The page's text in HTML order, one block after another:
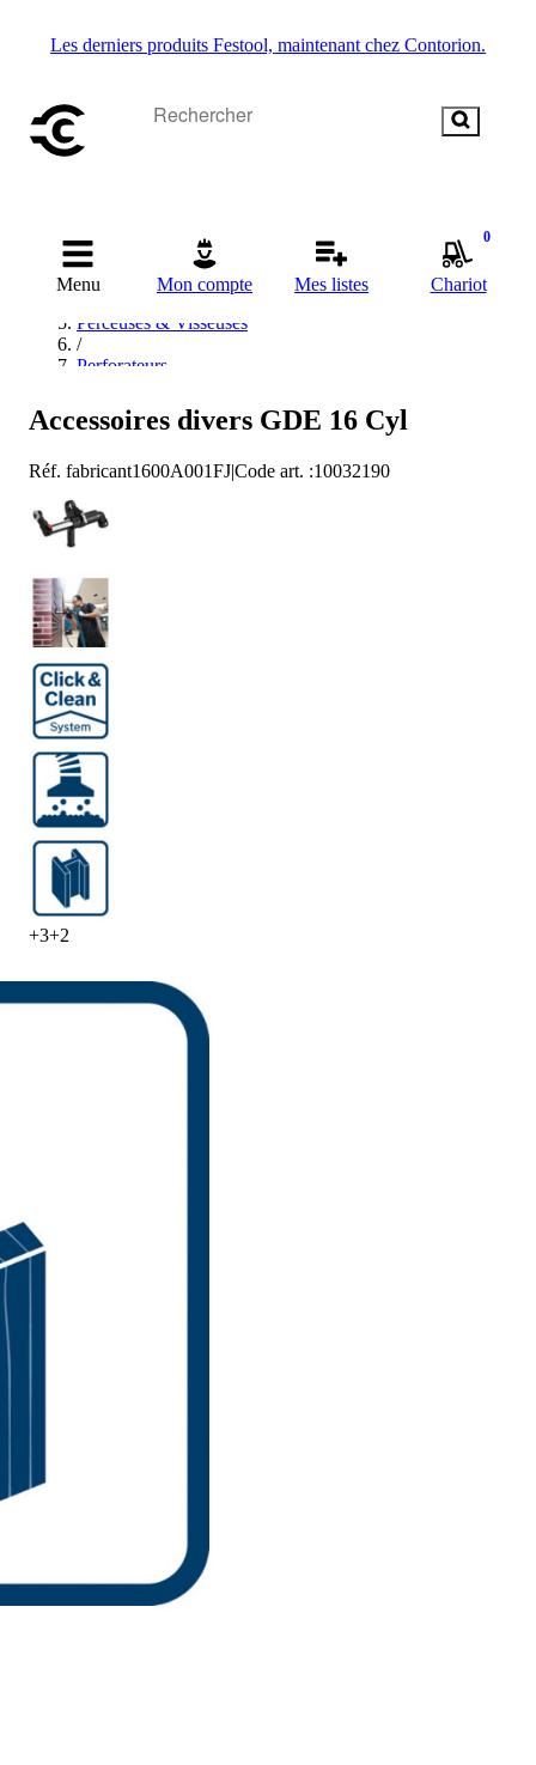
Les derniers produits Festool, maintenant chez Contorion.
Menu Mon compte Mes listes
0
Chariot
Accueil
/
Outils électriques
Perceuses & Visseuses
/
Perforateurs
Perceuses à percussion sans fil
/
Accessoires divers GDE 16 Cyl
Réf. fabricant1600A001FJ|Code art. :10032190
+3+2